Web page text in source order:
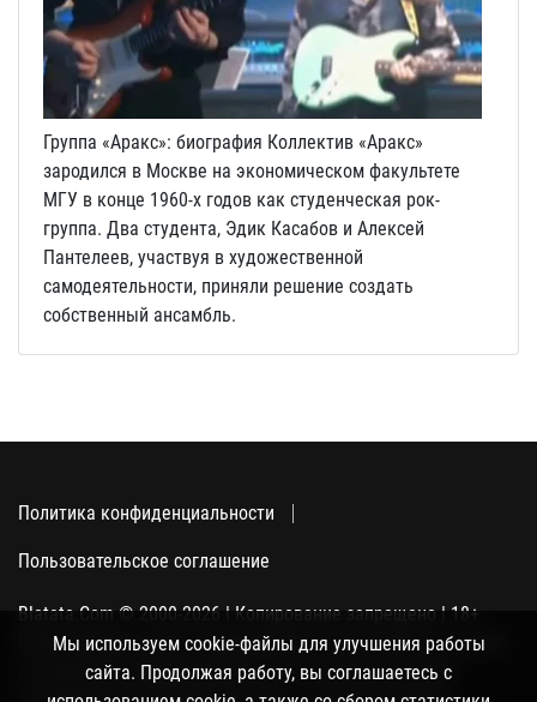
Группа «Аракс»: биография Коллектив «Аракс»
зародился в Москве на экономическом факультете
МГУ в конце 1960-х годов как студенческая рок-
группа. Два студента, Эдик Касабов и Алексей
Пантелеев, участвуя в художественной
самодеятельности, приняли решение создать
собственный ансамбль.
Политика конфиденциальности
Пользовательское соглашение
Blatata.Com © 2000-2026 | Копирование запрещено | 18+
Использование сайта подразумевает ваше полное согласие
с политикой конфиденциальности, пользовательским
Мы используем cookie-файлы для улучшения работы
сайта. Продолжая работу, вы соглашаетесь с